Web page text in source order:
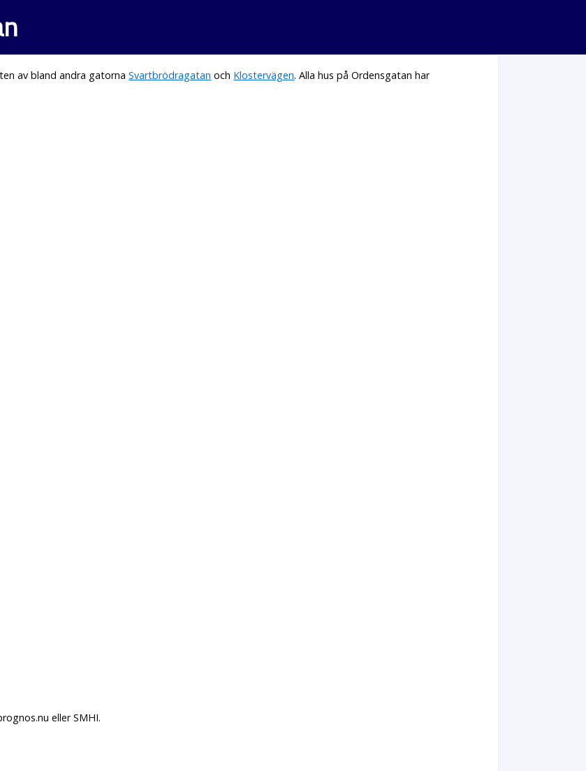
av bland andra gatornaSvartbrödragatan och Klostervägen. Alla hus på Ordensgatan har
eller SMHI.